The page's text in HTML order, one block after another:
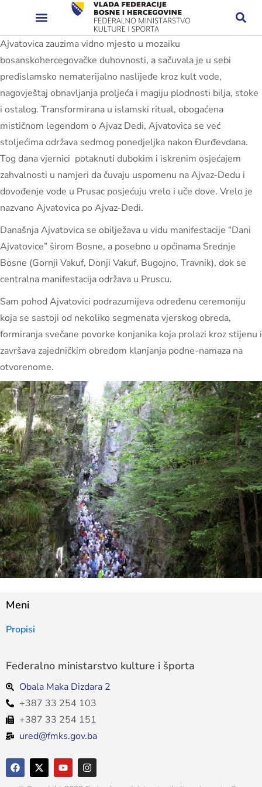
Ajvatovica zauzima vidno mjesto u mozaiku
bosanskohercegovačke duhovnosti, a sačuvala je u sebi
predislamsko nematerijalno naslijeđe kroz kult vode,
nagovještaj obnavljanja proljeća i magiju plodnosti bilja, stoke
i ostalog. Transformirana u islamski ritual, obogaćena
mističnom legendom o Ajvaz Dedi, Ajvatovica se već
stoljećima održava sedmog ponedjeljka nakon Đurđevdana.
Tog dana vjernici potaknuti dubokim i iskrenim osjećajem
zahvalnosti u namjeri da čuvaju uspomenu na Ajvaz-Dedu i
dovođenje vode u Prusac posjećuju vrelo i uče dove. Vrelo je
nazvano Ajvatovica po Ajvaz-Dedi.
Današnja Ajvatovica se obilježava u vidu manifestacije “Dani
Ajvatovice” širom Bosne, a posebno u općinama Srednje
Bosne (Gornji Vakuf, Donji Vakuf, Bugojno, Travnik), dok se
centralna manifestacija održava u Pruscu.
Sam pohod Ajvatovici podrazumijeva određenu ceremoniju
koja se sastoji od nekoliko segmenata vjerskog obreda,
formiranja svečane povorke konjanika koja prolazi kroz stijenu i
završava zajedničkim obredom klanjanja podne-namaza na
otvorenome.
Meni
Propisi
Federalno ministarstvo kulture i športa
Obala Maka Dizdara 2
+387 33 254 103
+387 33 254 151
ured@fmks.gov.ba